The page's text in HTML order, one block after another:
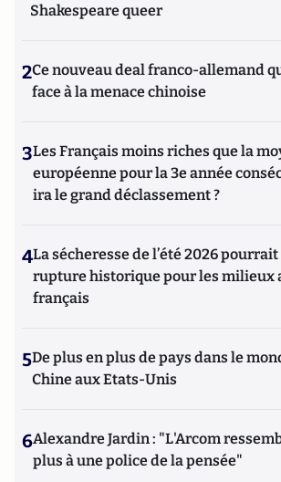
Shakespeare queer
2Ce nouveau deal franco-allemand
face à la menace chinoise
3Les Français moins riches que la
européenne pour la 3e année
ira le grand déclassement ?
4La sécheresse de l’été 2026
rupture historique pour les milieux
français
5De plus en plus de pays dans le
Chine aux Etats-Unis
6Alexandre Jardin : "L'Arcom
plus à une police de la pensée"